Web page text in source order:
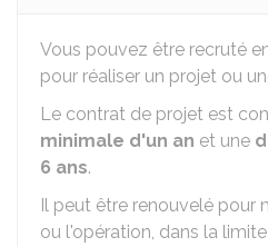
Vous pouvez être recruté
pour réaliser un projet ou
Le contrat de projet est
minimale d'un an et une
6 ans.
Il peut être renouvelé pour
ou l'opération, dans la